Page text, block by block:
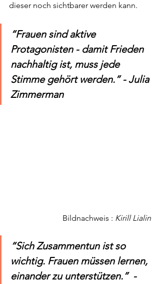
dieser noch sichtbarer werden kann.
“Frauen sind aktive
Protagonisten - damit Frieden
nachhaltig ist, muss jede
Stimme gehört werden.” - Julia
Zimmerman
Bildnachweis : Kirill Lialin
“Sich Zusammentun ist so
wichtig. Frauen müssen lernen,
einander zu unterstützen.”  -